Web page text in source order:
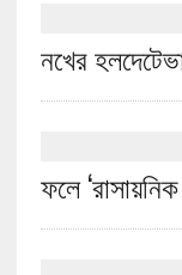
নখের
ফলে